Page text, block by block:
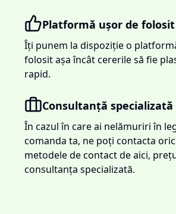
Platformă ușor de folosit
Îți punem la dispoziție o
folosit așa încât cererile să fie
rapid.
Consultanță specializată
În cazul în care ai nelămuriri în
comanda ta, ne poți contacta
metodele de contact de aici,
consultanța specializată.